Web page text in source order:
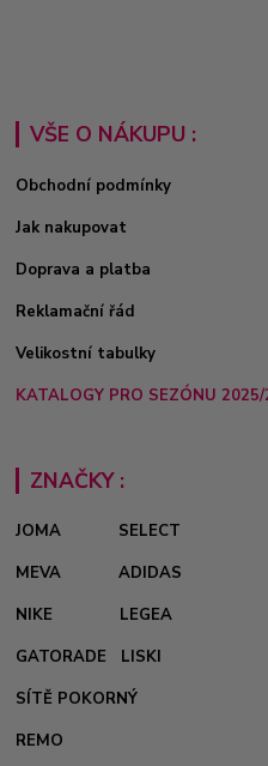
VŠE O NÁKUPU :
Obchodní podmínky
Jak nakupovat
Doprava a platba
Reklamační řád
Velikostní tabulky
KATALOGY PRO SEZÓNU
ZNAČKY :
JOMA
SELECT
MEVA
ADIDAS
NIKE
LEGEA
GATORADE
LISKI
SÍTĚ POKORNÝ
REMO